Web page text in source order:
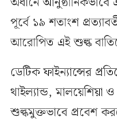
পূর্বে ১৯ শতাংশ
আরোপিত এই শুল্ক
ডেটিক ফাইন্যান্সের
থাইল্যান্ড, মালয়েশিয়া
শুল্কমুক্তভাবে প্রবেশ